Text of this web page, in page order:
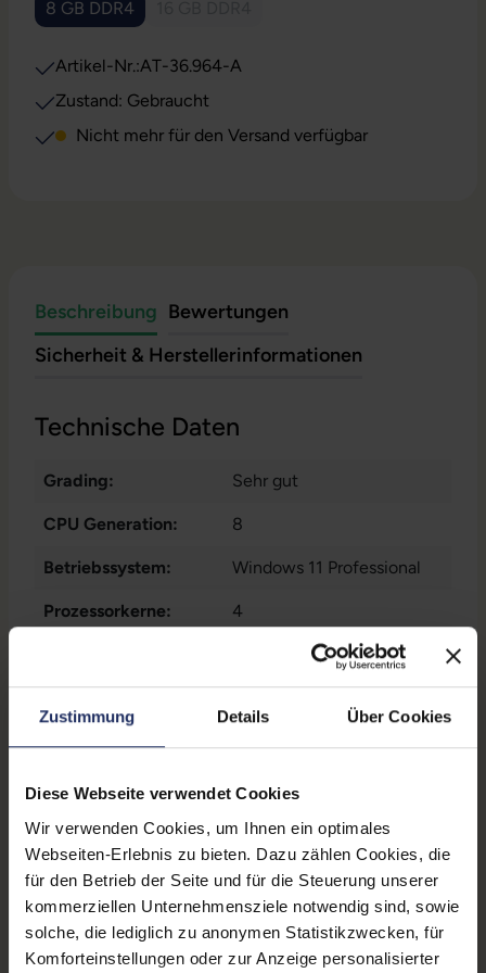
Zustimmung Details Über Cookies
Diese Webseite verwendet Cookies
Wir verwenden Cookies, um Ihnen ein optimales
Webseiten-Erlebnis zu bieten. Dazu zählen Cookies, die
für den Betrieb der Seite und für die Steuerung unserer
kommerziellen Unternehmensziele notwendig sind, sowie
solche, die lediglich zu anonymen Statistikzwecken, für
Komforteinstellungen oder zur Anzeige personalisierter
8 GB DDR4
(Diese Option ist zurzeit nicht verfügbar.)
Artikel-Nr.:AT-36.964-A
Zustand: Gebraucht
Nicht mehr für den Versand verfügbar
Beschreibung Bewertungen
Sicherheit & Herstellerinformationen
Technische Daten
Grading: Sehr gut
CPU Generation: 8
Betriebssystem: Windows 11 Professional
Prozessorkerne: 4
Mattes Display
Tastaturbeleuchtung:
Schnittstellen: 1x Bluetooth
Thunderbolt, 1x W-LAN
USB 3 Typ A
Mehr anzeigen
Displaygröße: 13,3 Zoll
LTE:
Displayauflösung: 1920 x 1080 FHD